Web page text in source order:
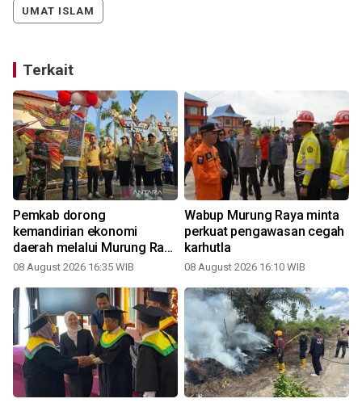
UMAT ISLAM
Terkait
Pemkab dorong
kemandirian ekonomi
daerah melalui Murung Raya
Expo 2026
08 August 2026 16:35 WIB
Wabup Murung Raya minta
perkuat pengawasan cegah
karhutla
08 August 2026 16:10 WIB